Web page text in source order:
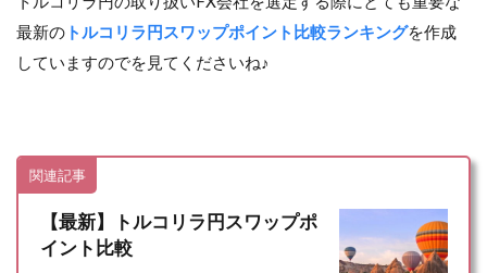
最新の トルコリラ円スワップポイント比較ランキングを作成
していますのでを見てくださいね♪
関連記事
【最新】トルコリラ円スワップポ
イント比較